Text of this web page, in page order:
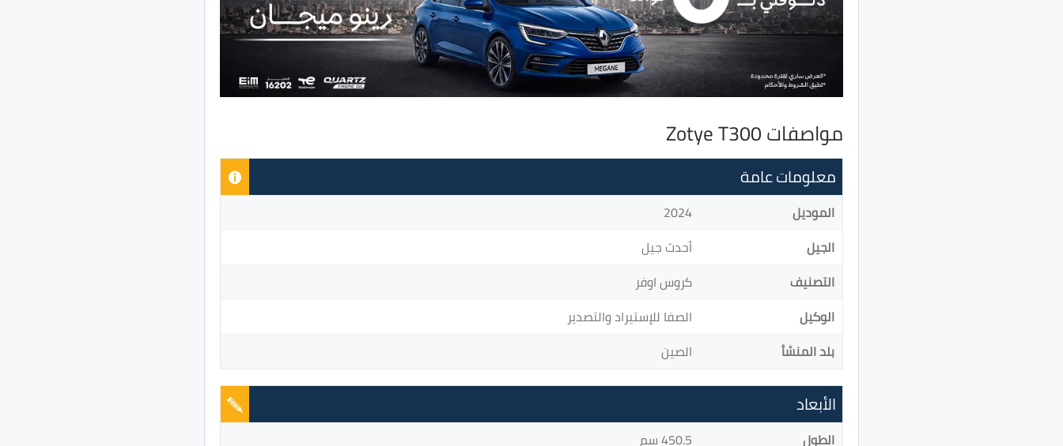
مواصفات Zotye T300
معلومات عامة
الموديل
2024
الجيل
أحدث جيل
التصنيف
كروس اوفر
الوكيل
الصفا للإستيراد والتصدير
بلد المنشأ
الصين
الأبعاد
الطول
450.5 سم